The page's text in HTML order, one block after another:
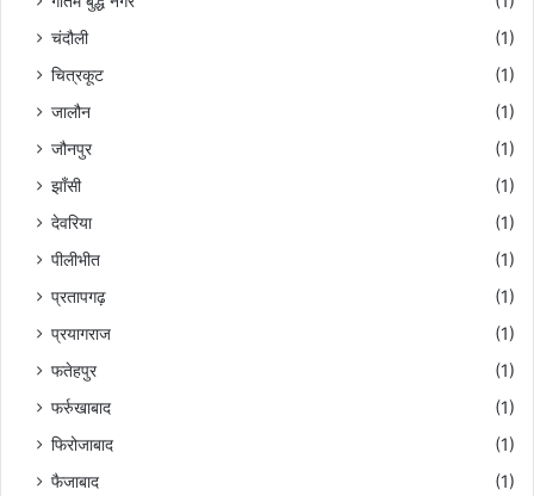
चंदौली
(1)
चित्रकूट
(1)
जालौन
(1)
जौनपुर
(1)
झाँसी
(1)
देवरिया
(1)
पीलीभीत
(1)
प्रतापगढ़
(1)
प्रयागराज
(1)
फतेहपुर
(1)
फर्रुखाबाद
(1)
फिरोजाबाद
(1)
फैजाबाद
(1)